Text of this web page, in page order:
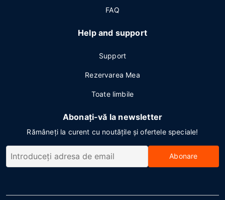
FAQ
Help and support
Support
Rezervarea Mea
Toate limbile
Abonați-vă la newsletter
Rămâneți la curent cu noutățile și ofertele speciale!
Abonare